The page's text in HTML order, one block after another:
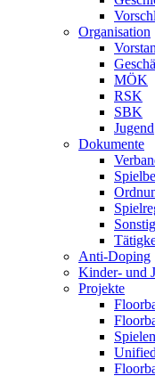
Organisation
MÖK
RSK
SBK
Jugend
Dokumente
Anti-Doping
Kinder- und
Projekte